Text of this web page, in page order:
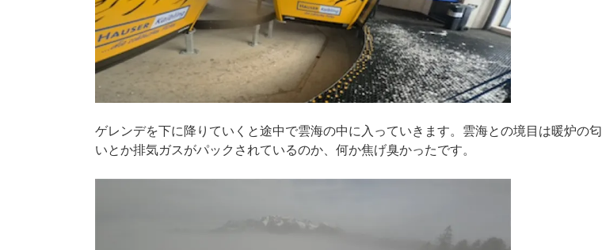
ゲレンデを下に降りていくと途中で雲海の中に入っていきます。雲海との境目は暖炉の匂
いとか排気ガスがパックされているのか、何か焦げ臭かったです。